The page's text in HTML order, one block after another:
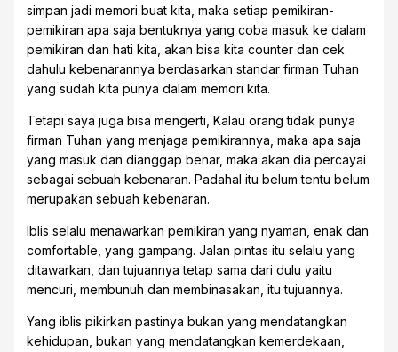
simpan jadi memori buat kita, maka setiap pemikiran-
pemikiran apa saja bentuknya yang coba masuk ke dalam
pemikiran dan hati kita, akan bisa kita counter dan cek
dahulu kebenarannya berdasarkan standar firman Tuhan
yang sudah kita punya dalam memori kita.
Tetapi saya juga bisa mengerti, Kalau orang tidak punya
firman Tuhan yang menjaga pemikirannya, maka apa saja
yang masuk dan dianggap benar, maka akan dia percayai
sebagai sebuah kebenaran. Padahal itu belum tentu belum
merupakan sebuah kebenaran.
Iblis selalu menawarkan pemikiran yang nyaman, enak dan
comfortable, yang gampang. Jalan pintas itu selalu yang
ditawarkan, dan tujuannya tetap sama dari dulu yaitu
mencuri, membunuh dan membinasakan, itu tujuannya.
Yang iblis pikirkan pastinya bukan yang mendatangkan
kehidupan, bukan yang mendatangkan kemerdekaan,